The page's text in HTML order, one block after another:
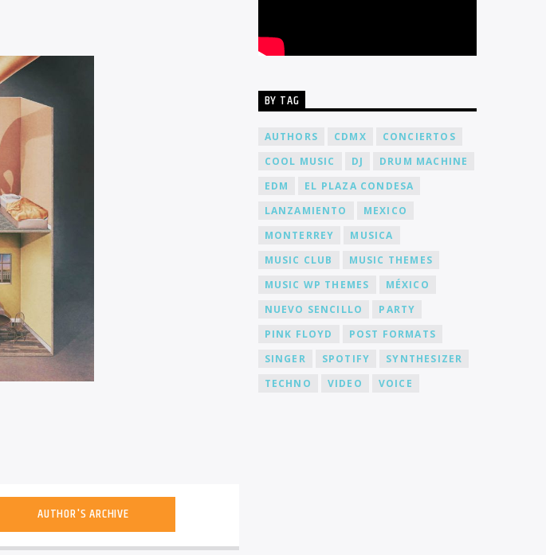
AUTHOR'S ARCHIVE
BY TAG
AUTHORS CDMX
CONCIERTOS
COOL MUSIC
DJ
DRUM MACHINE
EDM
EL PLAZA CONDESA
LANZAMIENTO
MEXICO
MONTERREY
MUSICA
MUSIC CLUB
MUSIC THEMES
MUSIC WP THEMES
MÉXICO
NUEVO SENCILLO
PARTY
PINK FLOYD
POST FORMATS
SINGER
SPOTIFY
SYNTHESIZER
TECHNO
VIDEO VOICE